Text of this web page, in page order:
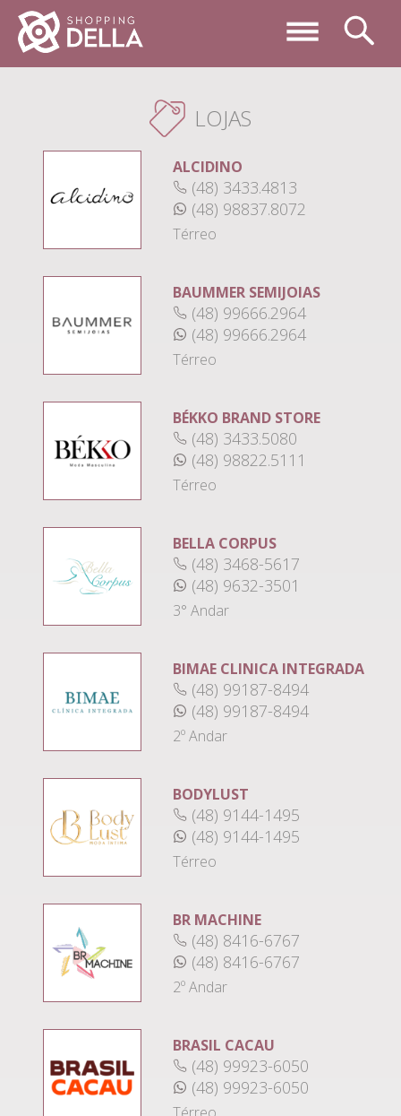
LOJAS
ALCIDINO
(48) 3433.4813
(48) 98837.8072
Térreo
BAUMMER SEMIJOIAS
(48) 99666.2964
(48) 99666.2964
Térreo
BÉKKO BRAND STORE
(48) 3433.5080
(48) 98822.5111
Térreo
BELLA CORPUS
(48) 3468-5617
(48) 9632-3501
3° Andar
BIMAE CLINICA INTEGRADA
(48) 99187-8494
(48) 99187-8494
2º Andar
BODYLUST
(48) 9144-1495
(48) 9144-1495
Térreo
BR MACHINE
(48) 8416-6767
(48) 8416-6767
2º Andar
BRASIL CACAU
(48) 99923-6050
(48) 99923-6050
Térreo